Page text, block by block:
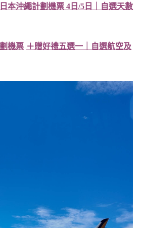
本沖繩計劃機票 4 日 /5 日｜自選天數
機票 ＋贈好禮五選一｜自選航空及